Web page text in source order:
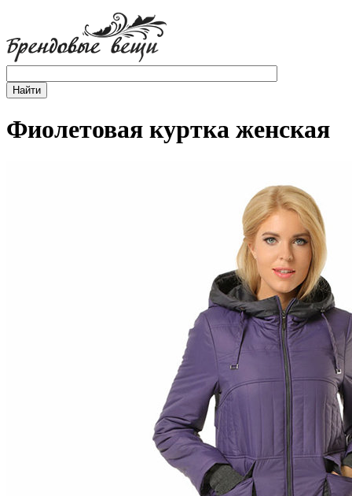
Фиолетовая куртка женская